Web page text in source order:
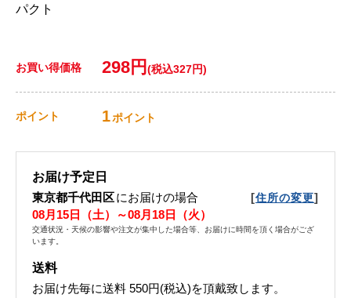
パクト
お買い得価格 298円 (税込327円)
ポイント 1ポイント
お届け予定日
東京都千代田区にお届けの場合 [住所の変更]
08月15日（土）～08月18日（火）
交通状況・天候の影響や注文が集中した場合等、お届けに時間を頂く場合がござ
います。
送料
お届け先毎に送料 550円(税込)を頂戴致します。